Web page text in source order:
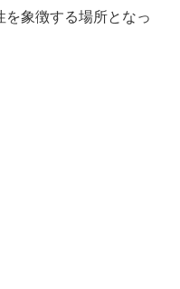
を象徴する場所となっ